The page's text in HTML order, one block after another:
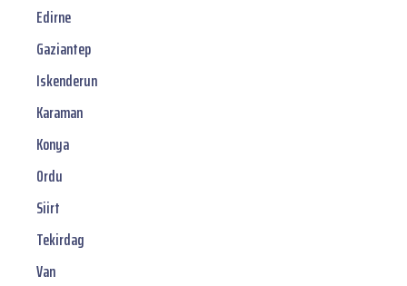
Edirne
Gaziantep
Iskenderun
Karaman
Konya
Ordu
Siirt
Tekirdag
Van